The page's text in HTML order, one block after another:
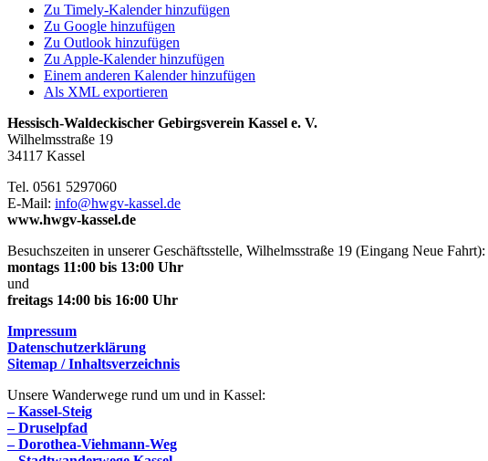
Zu Timely-Kalender hinzufügen
Zu Google hinzufügen
Zu Outlook hinzufügen
Zu Apple-Kalender hinzufügen
Einem anderen Kalender hinzufügen
Als XML exportieren
Hessisch-Waldeckischer Gebirgsverein Kassel e. V.
Wilhelmsstraße 19
34117 Kassel
Tel. 0561 5297060
E-Mail: info@hwgv-kassel.de
www.hwgv-kassel.de
Besuchszeiten in unserer Geschäftsstelle, Wilhelmsstraße 19 (Eingang Neue Fahrt):
montags 11:00 bis 13:00 Uhr
und
freitags 14:00 bis 16:00 Uhr
Impressum
Datenschutzerklärung
Sitemap / Inhaltsverzeichnis
Unsere Wanderwege rund um und in Kassel:
– Kassel-Steig
– Druselpfad
– Dorothea-Viehmann-Weg